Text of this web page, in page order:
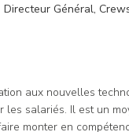
Directeur Général,
aux nouvelles
les salariés. Il est un
monter en